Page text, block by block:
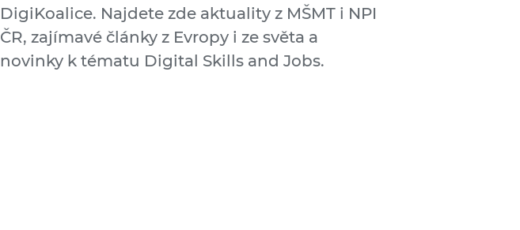
DigiKoalice. Najdete zde aktuality z MŠMT i NPI
ČR, zajímavé články z Evropy i ze světa a
novinky k tématu Digital Skills and Jobs.